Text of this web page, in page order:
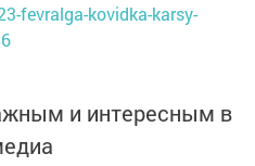
fevralga-kovidka-karsy-
и интересным в